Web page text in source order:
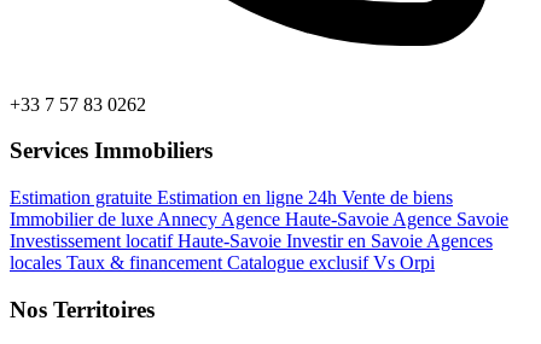
+33 7 57 83 0262
Services Immobiliers
Estimation gratuite Estimation en ligne 24h Vente de biens
Immobilier de luxe Annecy Agence Haute-Savoie Agence Savoie
Investissement locatif Haute-Savoie Investir en Savoie Agences
locales Taux & financement Catalogue exclusifVs Orpi
Nos Territoires